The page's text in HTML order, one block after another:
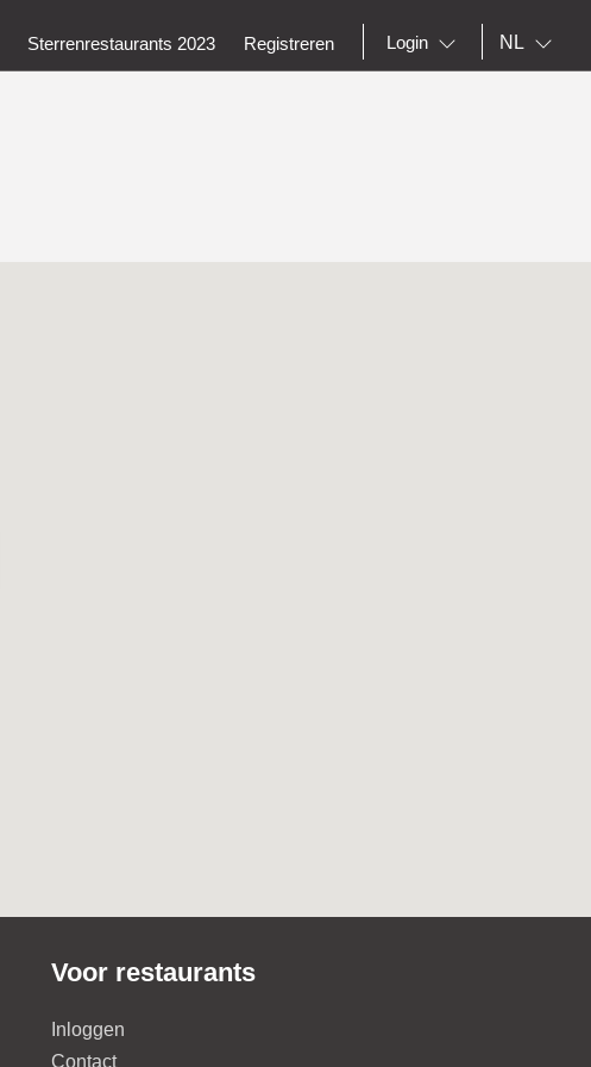
Sterrenrestaurants 2023 Registreren Login NL
Voor restaurants
Inloggen
Contact